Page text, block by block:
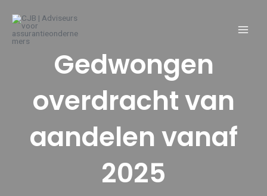
naar
Gedwongen
overdracht van
aandelen vanaf
2025